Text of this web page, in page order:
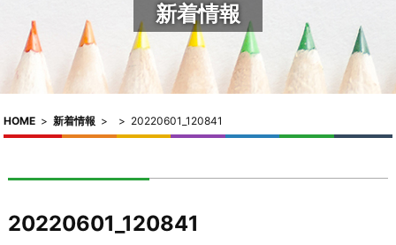
新着情報
HOME > 新着情報 > > 20220601_120841
20220601_120841